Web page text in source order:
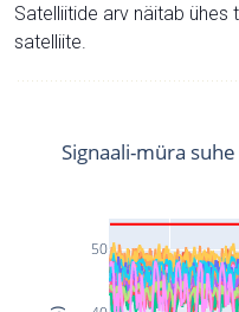
Satelliitide arv näitab ühes
satelliite.
50
Signaali-müra suhe